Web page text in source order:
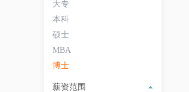
大专
本科
硕士
MBA
博士
薪资范围